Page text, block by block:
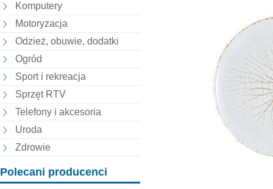
Komputery
Motoryzacja
Odzież, obuwie, dodatki
Ogród
Sport i rekreacja
Sprzęt RTV
Telefony i akcesoria
Uroda
Zdrowie
Polecani producenci